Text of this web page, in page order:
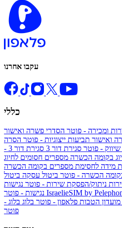
עקבו אחרנו
כללי
ומכירה - פוטר הסדרי פשרה ואישור
ואישור תביעות ייצוגיות - פוטר הסרה
- פוטר סגירת דור 3
סגירת דור 3 -
בקומה הכשרה מספרים חסומים לחיוג
מידה לחסימת מספרים בקומה הכשרה
הכשרה - פוטר ביטול עסקה ביטול
ניתוק/הפסקת שירות - פוטר נגישות
IsraelieSIM by
מועדון הטבות פלאפון - פוטר בלוג בלוג -
פוטר